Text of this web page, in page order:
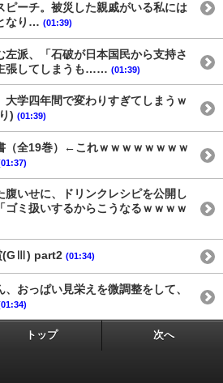
ピーチ。被災した親戚がいる私には
なり… (01:39)
左派、「石破が日本国民から支持さ
張してしまうも…… (01:39)
大学四年間で変わりすぎてしまうｗ
) (01:39)
（全19巻）←これｗｗｗｗｗｗｗｗ
腹いせに、ドリンクレシピを公開し
ミ扱いするからこうなるｗｗｗｗ
(GⅢ) part2 (01:34)
、おっぱい見栄えを微調整をして、
トップ 次へ